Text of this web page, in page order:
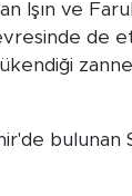
Işın ve
de
bulunan